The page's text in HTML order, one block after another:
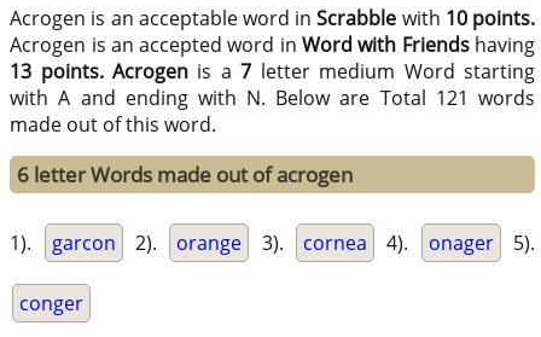
Acrogen is an acceptable word inScrabble with 10 points.
Acrogen is an accepted word inWord with Friendshaving
13 points. Acrogen is a7 letter medium Word starting
with A and ending with N. Below are Total 121 words
made out of this word.
6 letter Words made out of acrogen
1). garcon 2). orange 3). cornea 4). onager 5).
conger